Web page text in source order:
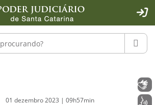
de acessibilidade - Rybená
portal
- Poder
01 dezembro2023 | 09h57min